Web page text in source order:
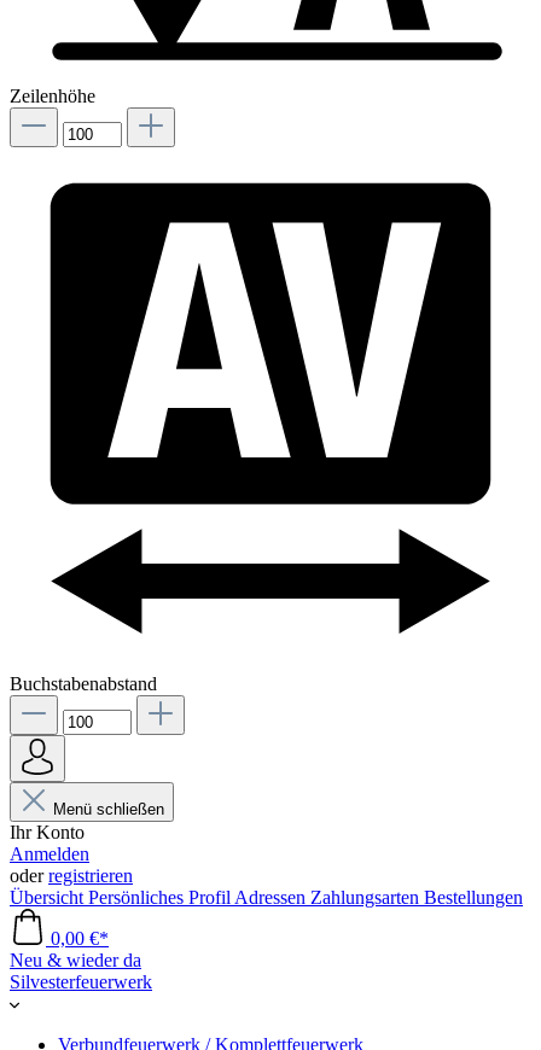
Zeilenhöhe
Buchstabenabstand
Menü schließen
Ihr Konto
Anmelden
oderregistrieren
Übersicht Persönliches Profil Adressen Zahlungsarten Bestellungen
0,00 €*
Neu & wieder da
Silvesterfeuerwerk
Verbundfeuerwerk / Komplettfeuerwerk